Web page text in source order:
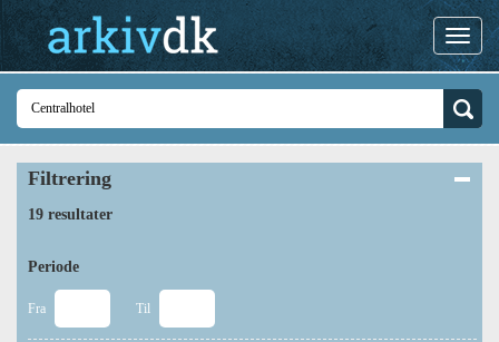
Filtrering
19 resultater
Periode
Fra Til